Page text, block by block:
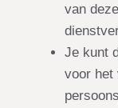
van
Je kunt
voor het